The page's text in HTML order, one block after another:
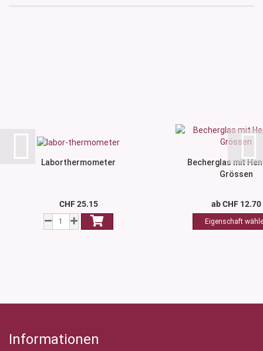
Laborthermometer
CHF 25.15
Becherglas mit
Grössen
ab CHF 12.70
Informationen